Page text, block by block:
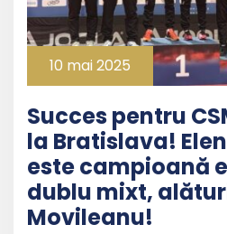
10 mai 2025
Succes pentru
la Bratislava!
este campioană
dublu mixt,
Movileanu!